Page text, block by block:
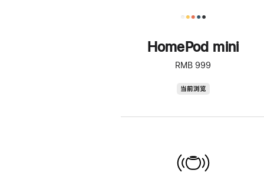
HomePod mini
RMB 999
当前浏览